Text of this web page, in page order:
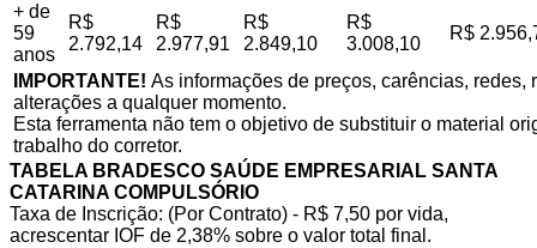
+ de
59
anos
R$
2.792,14
R$
2.977,91
R$
2.849,10
R$
3.008,10
R$
IMPORTANTE! As informações de preços, carências,
alterações a qualquer momento.
Esta ferramenta não tem o objetivo de substituir o material
trabalho do corretor.
TABELA BRADESCO SAÚDE EMPRESARIAL SANTA
CATARINA COMPULSÓRIO
Taxa de Inscrição: (Por Contrato) - R$ 7,50 por vida,
acrescentar IOF de 2,38% sobre o valor total final.